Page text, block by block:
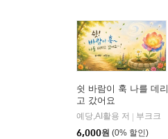
쉿 바람이 훅 나를 데리
고 갔어요
예당,AI활용 저
부크크
6,000원 (0% 할인)